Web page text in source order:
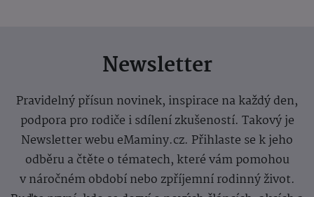
Newsletter
Pravidelný přísun novinek, inspirace na každý den,
podpora pro rodiče i sdílení zkušeností. Takový je
Newsletter webu eMaminy.cz. Přihlaste se k jeho
odběru a čtěte o tématech, které vám pomohou
v náročném období nebo zpříjemní rodinný život.